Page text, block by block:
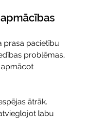
prasa pacietību
problēmas,
apmācot
ātrāk.
labu